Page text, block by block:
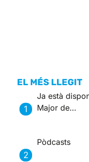
EL MÉS LLEGIT
Ja està
Major de…
Pòdcasts